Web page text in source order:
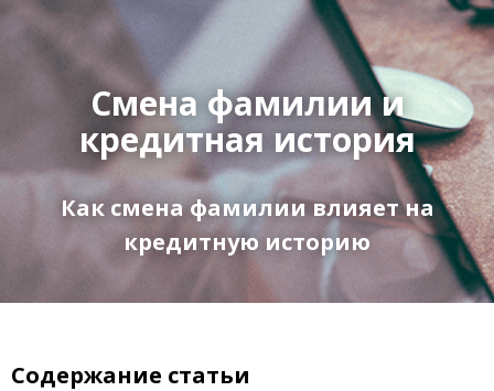
Смена фамилии и
кредитная история
Как смена фамилии влияет на
кредитную историю
Содержание статьи